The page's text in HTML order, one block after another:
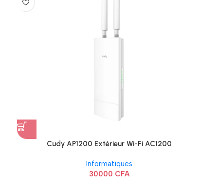
Cudy AP1200 Extérieur Wi-Fi AC1200
Informatiques
30000 CFA